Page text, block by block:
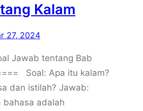
Kalam
27, 2024
Jawab tentang Bab
Soal: Apa itu kalam?
dan istilah? Jawab:
bahasa adalah